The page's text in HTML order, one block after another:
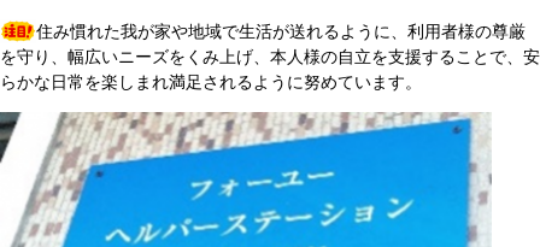
住み慣れた我が家や地域で生活が送れるように、利用者様の尊厳
を守り、幅広いニーズをくみ上げ、本人様の自立を支援することで、安
らかな日常を楽しまれ満足されるように努めています。